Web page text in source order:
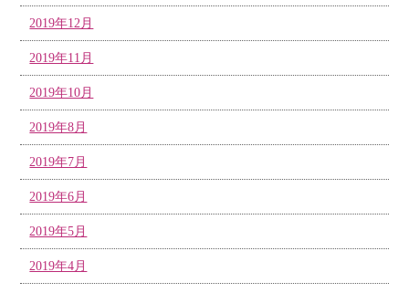
2019年12月
2019年11月
2019年10月
2019年8月
2019年7月
2019年6月
2019年5月
2019年4月